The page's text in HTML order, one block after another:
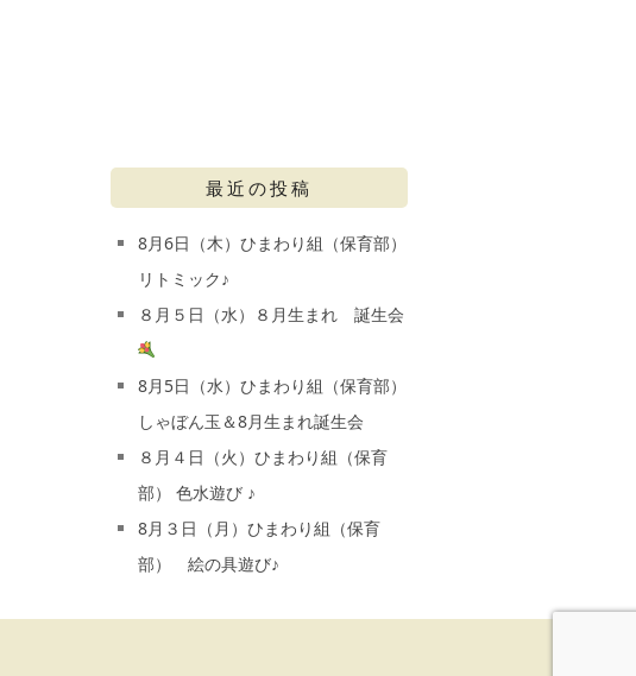
最近の投稿
8月6日（木）ひまわり組（保育部）
リトミック♪
８月５日（水）８月生まれ 誕生会
8月5日（水）ひまわり組（保育部）
しゃぼん玉＆8月生まれ誕生会
８月４日（火）ひまわり組（保育
部） 色水遊び ♪
8月３日（月）ひまわり組（保育
部） 絵の具遊び♪